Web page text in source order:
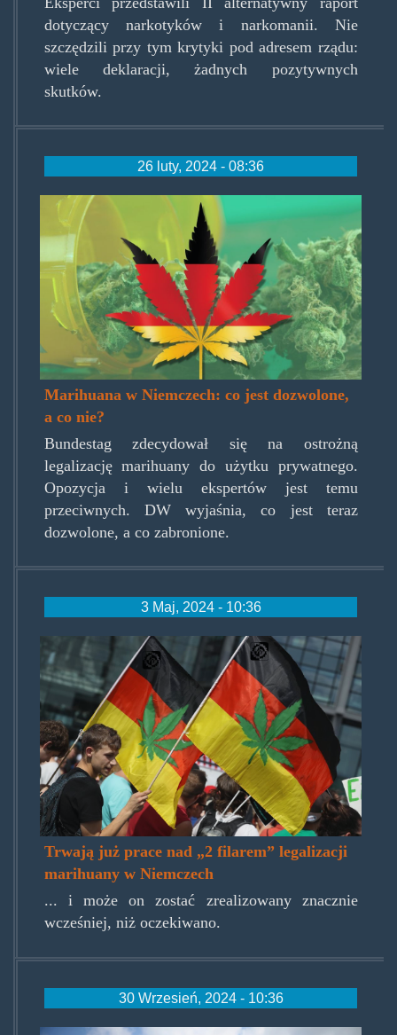
dotyczący narkotyków i narkomanii. Nie
szczędzili przy tym krytyki pod adresem rządu:
wiele deklaracji, żadnych pozytywnych
skutków.
26 luty, 2024 - 08:36
germanweed.jpg
Marihuana w Niemczech: co jest dozwolone,
a co nie?
Bundestag zdecydował się na ostrożną
legalizację marihuany do użytku prywatnego.
Opozycja i wielu ekspertów jest temu
przeciwnych. DW wyjaśnia, co jest teraz
dozwolone, a co zabronione.
3 Maj, 2024 - 10:36
germany-marijuana.jpg
Trwają już prace nad „2 filarem” legalizacji
marihuany w Niemczech
... i może on zostać zrealizowany znacznie
wcześniej, niż oczekiwano.
30 Wrzesień, 2024 - 10:36